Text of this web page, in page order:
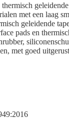
met een laag
geleidende
pads en
met goed